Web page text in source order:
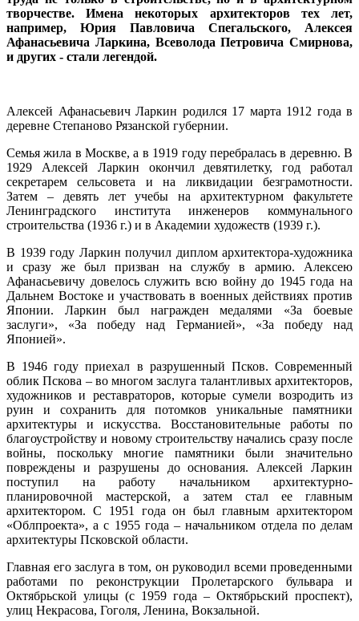
творчестве. Имена некоторых архитекторов тех лет,
например, Юрия Павловича Спегальского, Алексея
Афанасьевича Ларкина, Всеволода Петровича Смирнова,
и других - стали легендой.
Алексей Афанасьевич Ларкин родился 17 марта 1912 года в
деревне Степаново Рязанской губернии.
Семья жила в Москве, а в 1919 году перебралась в деревню. В
1929 Алексей Ларкин окончил девятилетку, год работал
секретарем сельсовета и на ликвидации безграмотности.
Затем – девять лет учебы на архитектурном факультете
Ленинградского института инженеров коммунального
строительства (1936 г.) и в Академии художеств (1939 г.).
В 1939 году Ларкин получил диплом архитектора-художника
и сразу же был призван на службу в армию. Алексею
Афанасьевичу довелось служить всю войну до 1945 года на
Дальнем Востоке и участвовать в военных действиях против
Японии. Ларкин был награжден медалями «За боевые
заслуги», «За победу над Германией», «За победу над
Японией».
В 1946 году приехал в разрушенный Псков. Современный
облик Пскова – во многом заслуга талантливых архитекторов,
художников и реставраторов, которые сумели возродить из
руин и сохранить для потомков уникальные памятники
архитектуры и искусства. Восстановительные работы по
благоустройству и новому строительству начались сразу после
войны, поскольку многие памятники были значительно
повреждены и разрушены до основания. Алексей Ларкин
поступил на работу начальником архитектурно-
планировочной мастерской, а затем стал ее главным
архитектором. С 1951 года он был главным архитектором
«Облпроекта», а с 1955 года – начальником отдела по делам
архитектуры Псковской области.
Главная его заслуга в том, он руководил всеми проведенными
работами по реконструкции Пролетарского бульвара и
Октябрьской улицы (с 1959 года – Октябрьский проспект),
улиц Некрасова, Гоголя, Ленина, Вокзальной.